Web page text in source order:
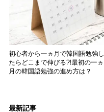
初心者から一ヵ月で韓国語勉強し
たらどこまで伸びる?!最初の一ヵ
月の韓国語勉強の進め方は？
最新記事